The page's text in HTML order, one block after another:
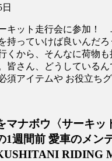
キット走行会に参加
持っていけば良いんだ
くから、そんなに荷物
さん、どうしている
須アイテムや お役立ち
マナボウ〈サーキッ
1週間前 愛車のメン
RIDING